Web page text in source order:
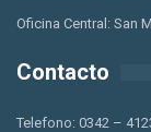
Oficina Central: San
Contacto
Telefono: 0342 –